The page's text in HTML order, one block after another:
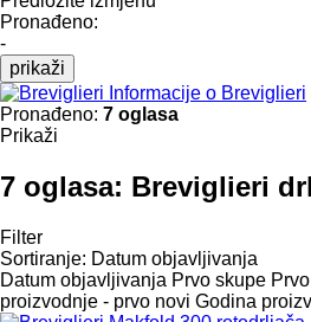
Pronađeno:
-
prikaži
Informacije o Breviglieri
Pronađeno: 7 oglasa
Prikaži
7 oglasa: Breviglieri
Filter
Sortiranje: Datum objavljivanja
Datum objavljivanja Prvo skupe
proizvodnje - prvo novi Godina